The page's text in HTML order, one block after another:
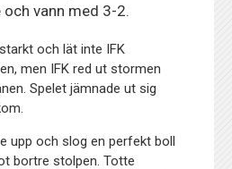
vann med 3-2.
och lät inte IFK
men IFK red ut stormen
Spelet jämnade ut sig
upp och slog en perfekt boll
bortre stolpen. Totte